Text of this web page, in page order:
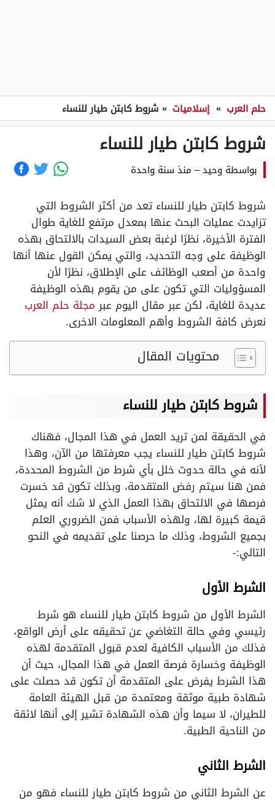
حلم العرب » إسلاميات » شروط كابتن طيار للنساء
شروط كابتن طيار للنساء
بواسطة وحيد– منذ سنة واحدة
شروط كابتن طيار للنساء تعد من أكثر الشروط التي
تزايدت عمليات البحث عنها بمعدل مرتفع للغاية طوال
الفترة الأخيرة، نظرًا لرغبة بعض السيدات بالالتحاق بهذه
الوظيفة على وجه التحديد، والتي يمكن القول عنها أنها
واحدة من أصعب الوظائف على الإطلاق، نظرًا لأن
المسؤوليات التي تكون على من يقوم بهذه الوظيفة
عديدة للغاية، لكن عبر مقال اليوم عبرمجلة حلم العرب
نعرض كافة الشروط وأهم المعلومات الاخرى.
محتويات المقال
شروط كابتن طيار للنساء
في الحقيقة لمن تريد العمل في هذا المجال، فهناك
شروط كابتن طيار للنساء يجب معرفتها من الآن، وهذا
لأنه في حالة حدوث خلل بأي شرط من الشروط المحددة،
فمن هنا سيتم رفض المتقدمة، وبذلك تكون قد خسرت
فرصها في الالتحاق بهذا العمل الذي لا شك أنه يمثل
قيمة كبيرة لها، ولهذه الأسباب فمن الضروري العلم
بجميع الشروط، وذلك ما حرصنا على تقديمه في النحو
التالي:-
الشرط الأول
الشرط الأول من شروط كابتن طيار للنساء هو شرط
رئيسي وفي حالة التغاضي عن تحقيقه على أرض الواقع،
فذلك من الأسباب الكافية لعدم قبول المتقدمة لهذه
الوظيفة وخسارة فرصة العمل في هذا المجال، حيث أن
هذا الشرط يفرض على المتقدمة أن تكون قد حصلت على
شهادة طبية موثقة ومعتمدة من قبل الهيئة العامة
للطيران، لا سيما وأن هذه الشهادة تشير إلى أنها لائقة
من الناحية الطبية.
الشرط الثاني
عن الشرط الثاني من شروط كابتن طيار للنساء فهو من